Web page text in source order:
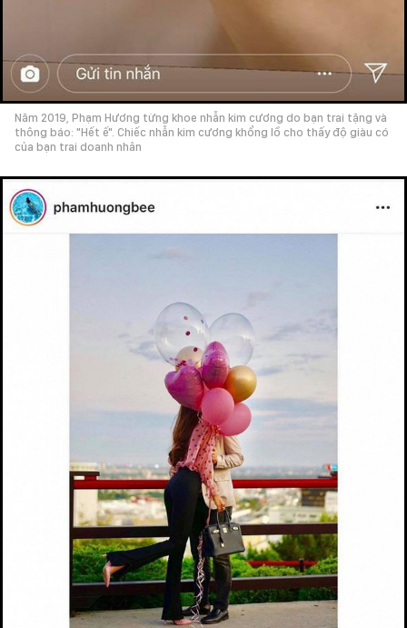
Năm 2019, Phạm Hương từng khoe nhẫn kim cương do bạn trai tặng và
thông báo: "Hết ế". Chiếc nhẫn kim cương khổng lồ cho thấy độ giàu có
của bạn trai doanh nhân